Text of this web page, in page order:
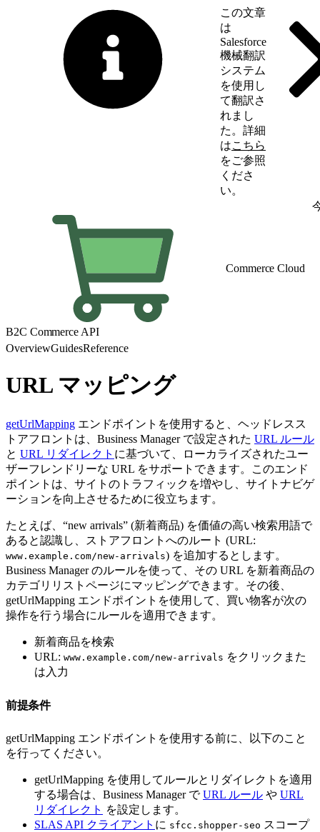
この文章
は
Salesforce
機械翻訳
システム
を使用し
て翻訳さ
れまし
た。詳細
はこちら
をご参照
くださ
い。
Commerce Cloud
B2C Commerce API
OverviewGuidesReference
URL マッピング
getUrlMapping エンドポイントを使用すると、ヘッドレスス
トアフロントは、Business Manager で設定された URL ルール
と URL リダイレクト に基づいて、ローカライズされたユー
ザーフレンドリーな URL をサポートできます。このエンド
ポイントは、サイトのトラフィックを増やし、サイトナビゲ
ーションを向上させるために役立ちます。
たとえば、“new arrivals” (新着商品) を価値の高い検索用語で
あると認識し、ストアフロントへのルート (URL:
www.example.com/new-arrivals) を追加するとします。
Business Manager のルールを使って、その URL を新着商品の
カテゴリリストページにマッピングできます。その後、
getUrlMapping エンドポイントを使用して、買い物客が次の
操作を行う場合にルールを適用できます。
新着商品を検索
URL: www.example.com/new-arrivals をクリックまた
は入力
前提条件
getUrlMapping エンドポイントを使用する前に、以下のこと
を行ってください。
getUrlMapping を使用してルールとリダイレクトを適用
する場合は、Business Manager でURL ルール や URL
リダイレクト を設定します。
SLAS API クライアント に sfcc.shopper-seo スコープ